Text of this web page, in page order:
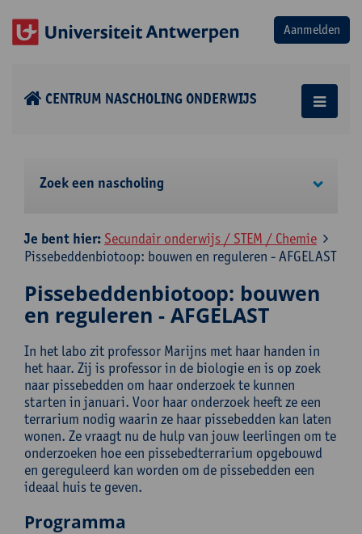
CENTRUM NASCHOLING ONDERWIJS
Zoek een nascholing
Je bent hier: Secundair onderwijs / STEM / Chemie
Pissebeddenbiotoop: bouwen en reguleren - AFGELAST
Pissebeddenbiotoop: bouwen
en reguleren - AFGELAST
In het labo zit professor Marijns met haar handen in
het haar. Zij is professor in de biologie en is op zoek
naar pissebedden om haar onderzoek te kunnen
starten in januari. Voor haar onderzoek heeft ze een
terrarium nodig waarin ze haar pissebedden kan laten
wonen. Ze vraagt nu de hulp van jouw leerlingen om te
onderzoeken hoe een pissebedterrarium opgebouwd
en gereguleerd kan worden om de pissebedden een
ideaal huis te geven.
Programma